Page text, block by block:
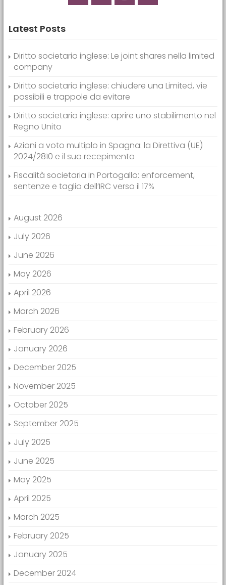
Latest Posts
Diritto societario inglese: Le joint shares nella limited
company
Diritto societario inglese: chiudere una Limited, vie
possibili e trappole da evitare
Diritto societario inglese: aprire uno stabilimento nel
Regno Unito
Azioni a voto multiplo in Spagna: la Direttiva (UE)
2024/2810 e il suo recepimento
Fiscalità societaria in Portogallo: enforcement,
sentenze e taglio dell’IRC verso il 17%
August 2026
July 2026
June 2026
May 2026
April 2026
March 2026
February 2026
January 2026
December 2025
November 2025
October 2025
September 2025
July 2025
June 2025
May 2025
April 2025
March 2025
February 2025
January 2025
December 2024